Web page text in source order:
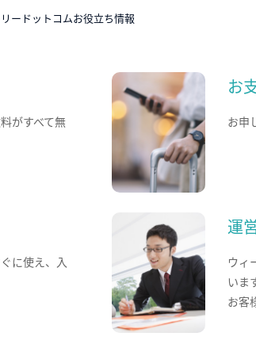
ードットコムお役立ち情報
がすべて無
お
お申
に使え、入
運
ウィ
いま
お客